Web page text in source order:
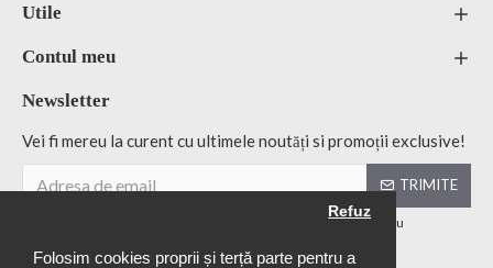
Folosim cookies proprii și terță parte pentru a
Refuz
Utile
Contul meu
Newsletter
Vei fi mereu la curent cu ultimele noutăți si promoții exclusive!
TRIMITE
Facand clic pe butonul "Trimite Comanda", sunteți de acord cu